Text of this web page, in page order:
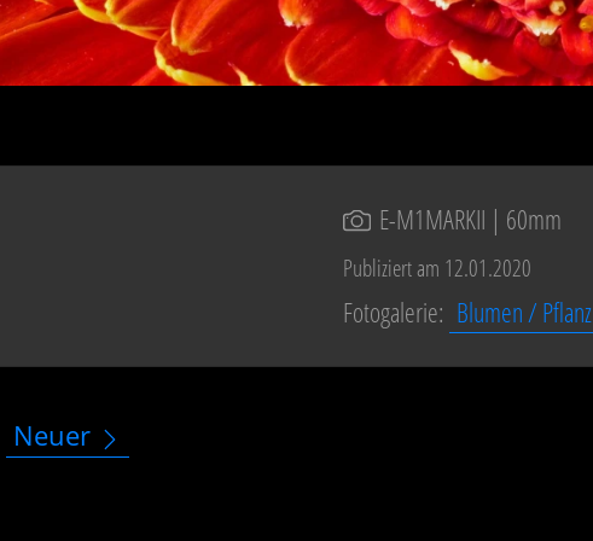
E-M1MARKII | 60mm
Publiziert am 12.01.2020
Fotogalerie: Blumen /
Neuer